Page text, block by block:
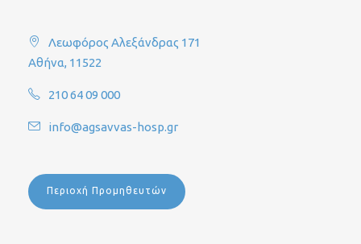
Λεωφόρος Αλεξάνδρας 171
Αθήνα, 11522
210 64 09 000
info@agsavvas-hosp.gr
Περιοχή Προμηθευτών